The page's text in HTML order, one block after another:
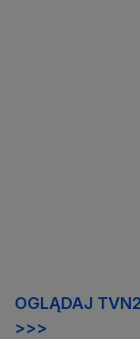
OGLĄDAJ
>>>